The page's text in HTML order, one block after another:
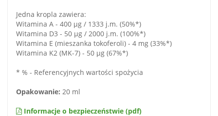
Jedna kropla zawiera:
Witamina A - 400 μg / 1333 j.m. (50%*)
Witamina D3 - 50 μg / 2000 j.m. (100%*)
Witamina E (mieszanka tokoferoli) - 4 mg (33%*)
Witamina K2 (MK-7) - 50 μg (67%*)
* % - Referencyjnych wartości spożycia
Opakowanie: 20 ml
Informacje o bezpieczeństwie (pdf)